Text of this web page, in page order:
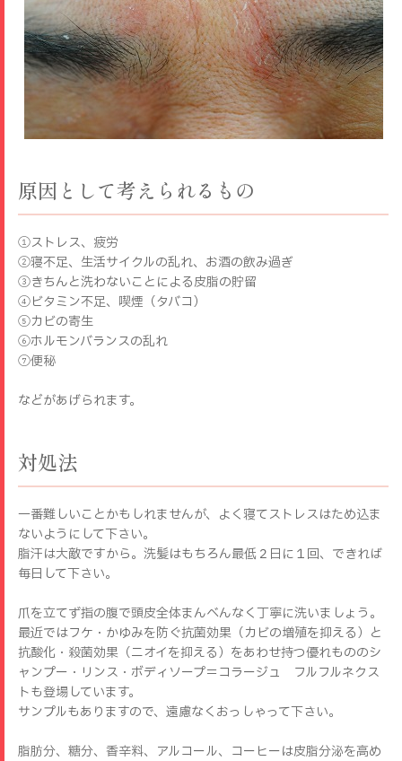
原因として考えられるもの
①ストレス、疲労
②寝不足、生活サイクルの乱れ、お酒の飲み過ぎ
③きちんと洗わないことによる皮脂の貯留
④ビタミン不足、喫煙（タバコ）
⑤カビの寄生
⑥ホルモンバランスの乱れ
⑦便秘
などがあげられます。
対処法
一番難しいことかもしれませんが、よく寝てストレスはため込ま
ないようにして下さい。
脂汗は大敵ですから。洗髪はもちろん最低２日に１回、できれば
毎日して下さい。
爪を立てず指の腹で頭皮全体まんべんなく丁寧に洗いましょう。
最近ではフケ・かゆみを防ぐ抗菌効果（カビの増殖を抑える）と
抗酸化・殺菌効果（ニオイを抑える）をあわせ持つ優れもののシ
ャンプー・リンス・ボディソープ＝コラージュ フルフルネクス
トも登場しています。
サンプルもありますので、遠慮なくおっしゃって下さい。
脂肪分、糖分、香辛料、アルコール、コーヒーは皮脂分泌を高め